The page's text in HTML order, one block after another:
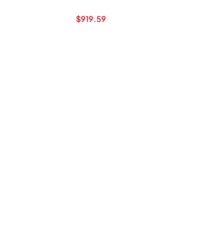
$919.59